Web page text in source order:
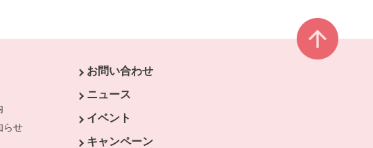
らせ
お問い合わせ
ニュース
イベント
キャンペーン